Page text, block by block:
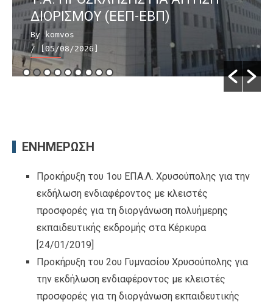
ΔΙΟΡΙΣΜΟΥ (ΕΕΠ-ΕΒΠ)
By komvos
/ [05/08/2026]
ΕΝΗΜΕΡΩΣΗ
Προκήρυξη του 1ου ΕΠΑ.Λ. Χρυσούπολης για την
εκδήλωση ενδιαφέροντος με κλειστές
προσφορές για τη διοργάνωση πολυήμερης
εκπαιδευτικής εκδρομής στα Κέρκυρα
[24/01/2019]
Προκήρυξη του 2ου Γυμνασίου Χρυσούπολης για
την εκδήλωση ενδιαφέροντος με κλειστές
προσφορές για τη διοργάνωση εκπαιδευτικής